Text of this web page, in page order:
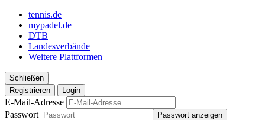
tennis.de
mypadel.de
DTB
Landesverbände
Weitere Plattformen
Schließen
Registrieren
Login
E-Mail-Adresse
Passwort
Passwort anzeigen